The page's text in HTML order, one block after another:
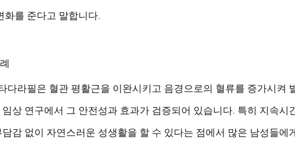
화를 준다고 말합니다.
다라필은 혈관 평활근을 이완시키고 음경으로의 혈류를 증가시켜
상 연구에서 그 안전성과 효과가 검증되어 있습니다. 특히 지속시
담감 없이 자연스러운 성생활을 할 수 있다는 점에서 많은 남성들에